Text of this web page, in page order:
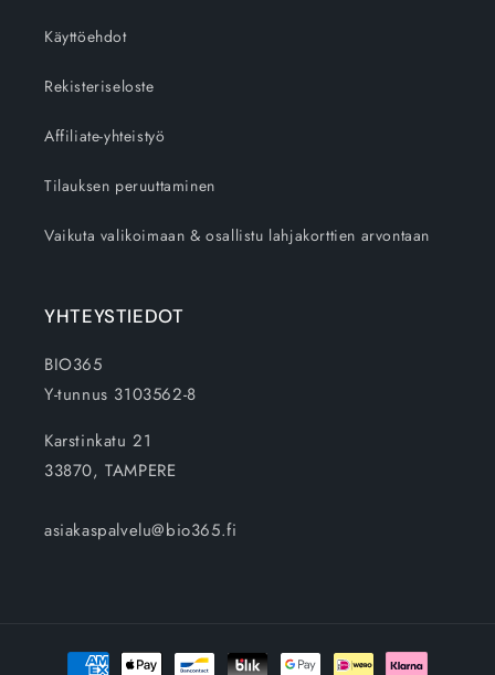
Käyttöehdot
Rekisteriseloste
Affiliate-yhteistyö
Tilauksen peruuttaminen
Vaikuta valikoimaan & osallistu lahjakorttien arvontaan
YHTEYSTIEDOT
BIO365
Y-tunnus 3103562-8
Karstinkatu 21
33870, TAMPERE
asiakaspalvelu@bio365.fi
Maksutavat